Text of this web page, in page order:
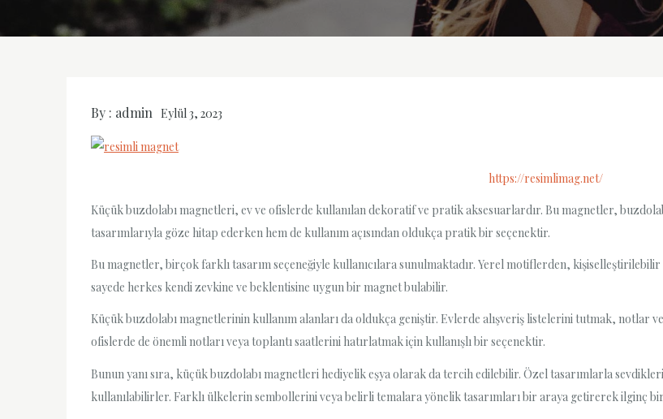
By : admin Eylül 3, 2023
https://resimlimag.net/
Küçük buzdolabı magnetleri, ev ve ofislerde kullanılan dekoratif ve pratik aksesuarlardır. Bu magnetler,
tasarımlarıyla göze hitap ederken hem de kullanım açısından oldukça pratik bir seçenektir.
Bu magnetler, birçok farklı tasarım seçeneğiyle kullanıcılara sunulmaktadır. Yerel motiflerden,
sayede herkes kendi zevkine ve beklentisine uygun bir magnet bulabilir.
Küçük buzdolabı magnetlerinin kullanım alanları da oldukça geniştir. Evlerde alışveriş listelerini tutmak, notlar
ofislerde de önemli notları veya toplantı saatlerini hatırlatmak için kullanışlı bir seçenektir.
Bunun yanı sıra, küçük buzdolabı magnetleri hediyelik eşya olarak da tercih edilebilir. Özel tasarımlarla
kullanılabilirler. Farklı ülkelerin sembollerini veya belirli temalara yönelik tasarımları bir araya getirerek ilginç